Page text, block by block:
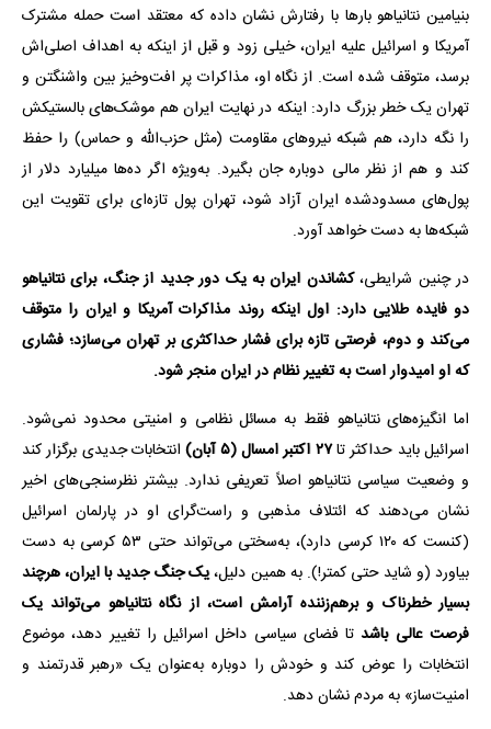
بنیامین نتانیاهو بارها با رفتارش نشان داده که معتقد است حمله مشترک
آمریکا و اسرائیل علیه ایران، خیلی زود و قبل از اینکه به اهداف اصلی‌اش
برسد، متوقف شده است. از نگاه او، مذاکرات پر افت‌وخیز بین واشنگتن و
تهران یک خطر بزرگ دارد: اینکه در نهایت ایران هم موشک‌های بالستیکش
را نگه دارد، هم شبکه نیروهای مقاومت (مثل حزب‌الله و حماس) را حفظ
کند و هم از نظر مالی دوباره جان بگیرد. به‌ویژه اگر ده‌ها میلیارد دلار از
پول‌های مسدودشده ایران آزاد شود، تهران پول تازه‌ای برای تقویت این
شبکه‌ها به دست خواهد آورد.
در چنین شرایطی،کشاندن ایران به یک دور جدید از جنگ، برای نتانیاهو
دو فایده طلایی دارد: اول اینکه روند مذاکرات آمریکا و ایران را متوقف
می‌کند و دوم، فرصتی تازه برای فشار حداکثری بر تهران می‌سازد؛ فشاری
که او امیدوار است به تغییر نظام در ایران منجر شود.
اما انگیزه‌های نتانیاهو فقط به مسائل نظامی و امنیتی محدود نمی‌شود.
اسرائیل باید حداکثر تا۲۷ اکتبر امسال (۵ آبان)
انتخابات جدیدی برگزار کند
و وضعیت سیاسی نتانیاهو اصلاً تعریفی ندارد. بیشتر نظرسنجی‌های اخیر
نشان می‌دهند که ائتلاف مذهبی و راست‌گرای او در پارلمان اسرائیل
(کنست که ۱۲۰ کرسی دارد)، به‌سختی می‌تواند حتی ۵۳ کرسی به دست
بیاورد (و شاید حتی کمتر!). به همین دلیل،یک جنگ جدید با ایران، هرچند
بسیار خطرناک و برهم‌زننده آرامش است، از نگاه نتانیاهو می‌تواند یک
فرصت عالی باشدتا فضای سیاسی داخل اسرائیل را تغییر دهد، موضوع
انتخابات را عوض کند و خودش را دوباره به‌عنوان یک «رهبر قدرتمند و
امنیت‌ساز» به مردم نشان دهد.